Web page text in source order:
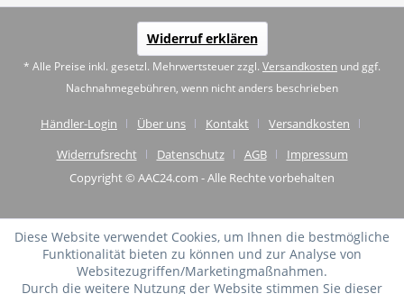
Widerruf erklären
* Alle Preise inkl. gesetzl. Mehrwertsteuer zzgl. Versandkosten und ggf.
Nachnahmegebühren, wenn nicht anders beschrieben
Händler-Login Über uns Kontakt
Versandkosten
Widerrufsrecht
Datenschutz AGB
Impressum
Copyright © AAC24.com - Alle Rechte vorbehalten
Diese Website verwendet Cookies, um Ihnen die bestmögliche
Funktionalität bieten zu können und zur Analyse von
Websitezugriffen/Marketingmaßnahmen.
Durch die weitere Nutzung der Website stimmen Sie dieser